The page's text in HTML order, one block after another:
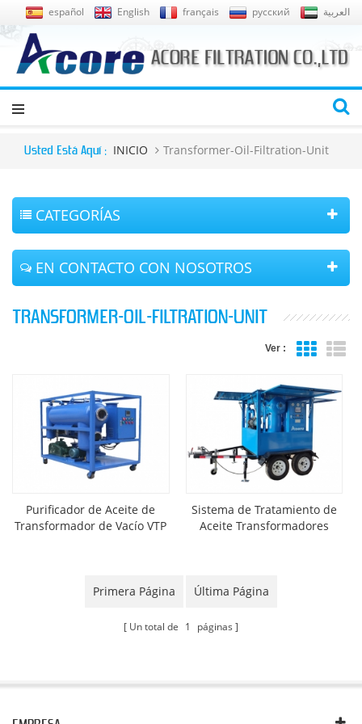
español English français русский العربية
Usted Está Aquí : INICIO Transformer-Oil-Filtration-Unit
CATEGORÍAS
EN CONTACTO CON NOSOTROS
TRANSFORMER-OIL-FILTRATION-UNIT
Ver :
Purificador de Aceite de
Transformador de Vacío VTP
Sistema de Tratamiento de
Aceite Transformadores
Primera Página Última Página
Un total de 1 páginas